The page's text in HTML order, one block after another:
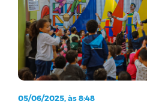
05/06/2025, às 8:48